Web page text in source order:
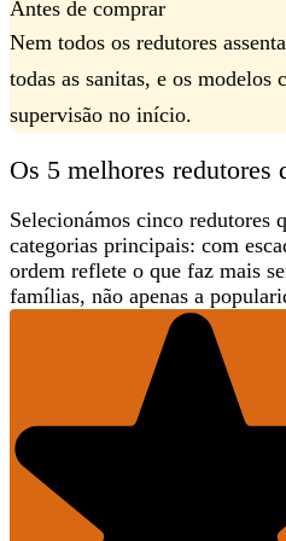
Antes de comprar
Nem todos os redutores
todas as sanitas, e os modelos
supervisão no início.
Os 5 melhores redutores
Selecionámos cinco redutores
categorias principais: com
ordem reflete o que faz mais
famílias, não apenas a